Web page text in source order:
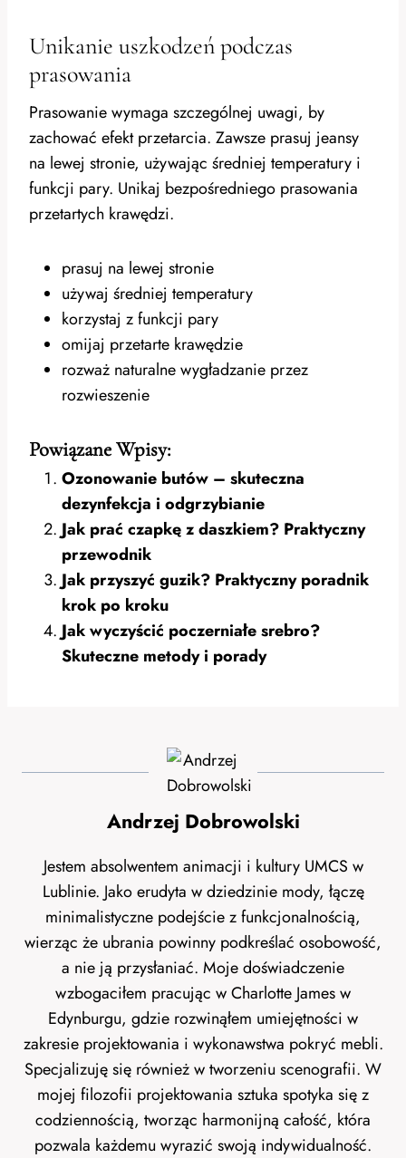
Unikanie uszkodzeń podczas
prasowania
Prasowanie wymaga szczególnej uwagi, by
zachować efekt przetarcia. Zawsze prasuj jeansy
na lewej stronie, używając średniej temperatury i
funkcji pary. Unikaj bezpośredniego prasowania
przetartych krawędzi.
prasuj na lewej stronie
używaj średniej temperatury
korzystaj z funkcji pary
omijaj przetarte krawędzie
rozważ naturalne wygładzanie przez
rozwieszenie
Powiązane Wpisy:
Ozonowanie butów – skuteczna
dezynfekcja i odgrzybianie
Jak prać czapkę z daszkiem? Praktyczny
przewodnik
Jak przyszyć guzik? Praktyczny poradnik
krok po kroku
Jak wyczyścić poczerniałe srebro?
Skuteczne metody i porady
Andrzej Dobrowolski
Jestem absolwentem animacji i kultury UMCS w
Lublinie. Jako erudyta w dziedzinie mody, łączę
minimalistyczne podejście z funkcjonalnością,
wierząc że ubrania powinny podkreślać osobowość,
a nie ją przysłaniać. Moje doświadczenie
wzbogaciłem pracując w Charlotte James w
Edynburgu, gdzie rozwinąłem umiejętności w
zakresie projektowania i wykonawstwa pokryć mebli.
Specjalizuję się również w tworzeniu scenografii. W
mojej filozofii projektowania sztuka spotyka się z
codziennością, tworząc harmonijną całość, która
pozwala każdemu wyrazić swoją indywidualność.